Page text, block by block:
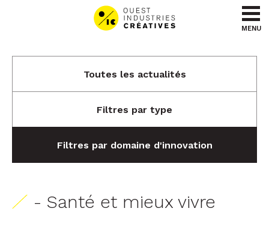
Aller au menu
Aller au contenu
MENU
Toutes les actualités
Filtres par type
Filtres par domaine d'innovation
- Santé et mieux vivre